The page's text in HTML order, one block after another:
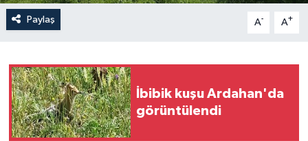
Paylaş A- A+
İbibik kuşu Ardahan'da
görüntülendi